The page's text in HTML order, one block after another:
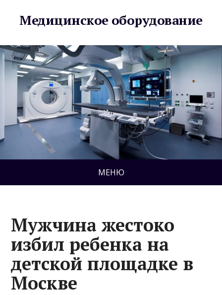
Медицинское оборудование
МЕНЮ
Мужчина жестоко
избил ребенка на
детской площадке в
Москве